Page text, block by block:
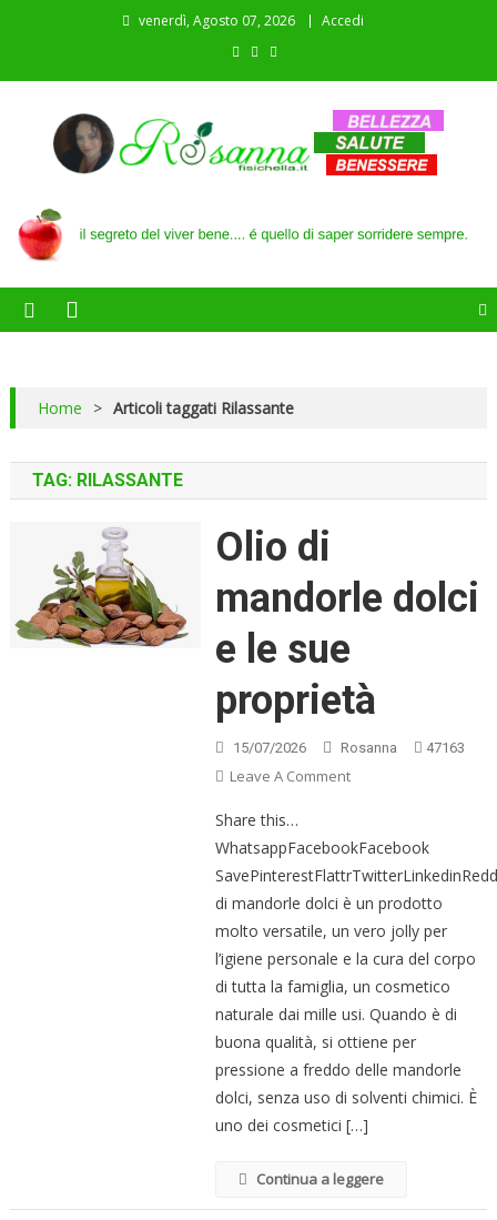
venerdì, Agosto 07, 2026 Accedi
Il blog di Rosanna
Home > Articoli taggati Rilassante
TAG: RILASSANTE
Olio di
mandorle dolci
e le sue
proprietà
15/07/2026 Rosanna 47163
Leave A CommentOn
Mandorle
Dolci
E
Le
Sue
Proprietà
Share this…
WhatsappFacebookFacebook
di mandorle dolci è un prodotto
molto versatile, un vero jolly per
l’igiene personale e la cura del corpo
di tutta la famiglia, un cosmetico
naturale dai mille usi. Quando è di
buona qualità, si ottiene per
pressione a freddo delle mandorle
dolci, senza uso di solventi chimici. È
uno dei cosmetici […]
Continua a leggere